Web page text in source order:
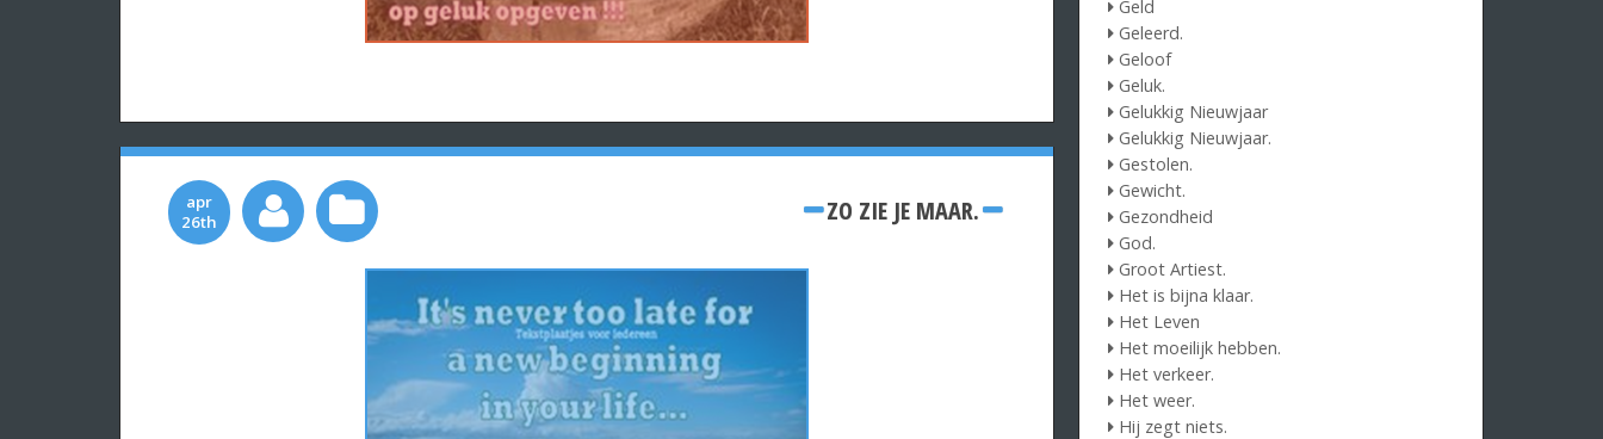
apr
26th
ZO ZIE JE MAAR.
Geld
Geleerd.
Geloof
Geluk.
Gelukkig Nieuwjaar
Gelukkig Nieuwjaar.
Gestolen.
Gewicht.
Gezondheid
God.
Groot Artiest.
Het is bijna klaar.
Het Leven
Het moeilijk hebben.
Het verkeer.
Het weer.
Hij zegt niets.